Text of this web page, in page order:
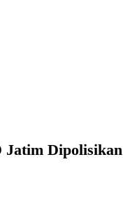
Jatim Dipolisikan